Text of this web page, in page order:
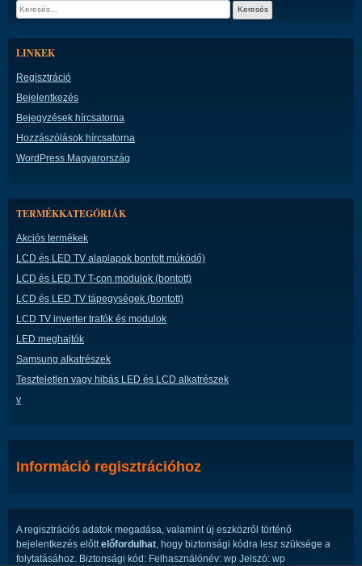
Keresés:
LINKEK
Regisztráció
Bejelentkezés
Bejegyzések hírcsatorna
Hozzászólások hírcsatorna
WordPress Magyarország
TERMÉKKATEGÓRIÁK
Akciós termékek
LCD és LED TV alaplapok bontott múködő)
LCD és LED TV T-con modulok (bontott)
LCD és LED TV tápegységek (bontott)
LCD TV inverter trafók és modulok
LED meghajtók
Samsung alkatrészek
Teszteletlen vagy hibás LED és LCD alkatrészek
v
Információ regisztrációhoz
A regisztrációs adatok megadása, valamint új eszközről történő
bejelentkezés előtt előfordulhat , hogy biztonsági kódra lesz szüksége a
folytatásához. Biztonsági kód: Felhasználónév: wp Jelszó: wp